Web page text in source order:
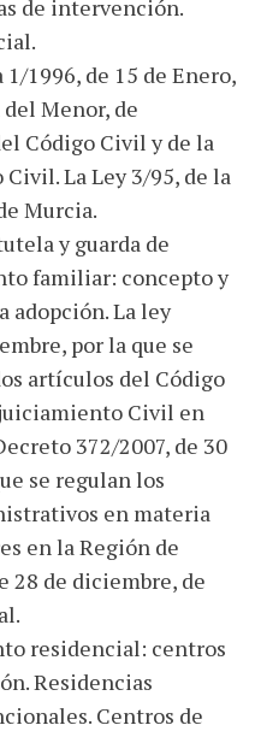
de intervención.
1996, de 15 de Enero,
Menor, de
Código Civil y de la
La Ley 3/95, de la
Murcia.
y guarda de
familiar: concepto y
adopción. La ley
por la que se
artículos del Código
Civil en
372/2007, de 30
se regulan los
en materia
en la Región de
28 de diciembre, de
residencial: centros
Residencias
Centros de